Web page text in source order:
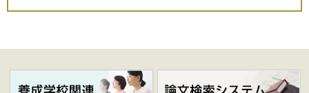
開催】（R8 10/1〜10/31 ）受講者募集のお知らせ
2026年05月01日